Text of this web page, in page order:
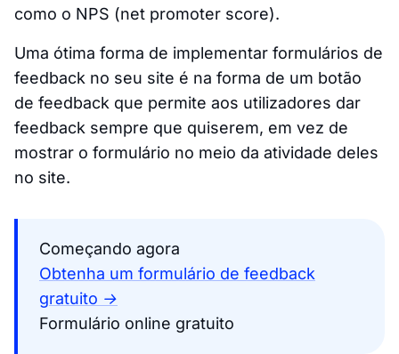
como o NPS (net promoter score).
Uma ótima forma de implementar formulários de
feedback no seu site é na forma de um botão
de feedback que permite aos utilizadores dar
feedback sempre que quiserem, em vez de
mostrar o formulário no meio da atividade deles
no site.
Começando agora
Obtenha um formulário de feedback
gratuito →
Formulário online gratuito